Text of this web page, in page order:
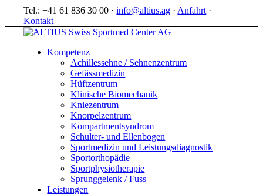
Tel.: +41 61 836 30 00 ·info@altius.ag · Anfahrt ·
Kontakt
Kompetenz
Achillessehne / Sehnenzentrum
Gefässmedizin
Hüftzentrum
Klinische Biomechanik
Kniezentrum
Knorpelzentrum
Kompartmentsyndrom
Schulter- und Ellenbogen
Sportmedizin und Leistungsdiagnostik
Sportorthopädie
Sportphysiotherapie
Sprunggelenk / Fuss
Leistungen